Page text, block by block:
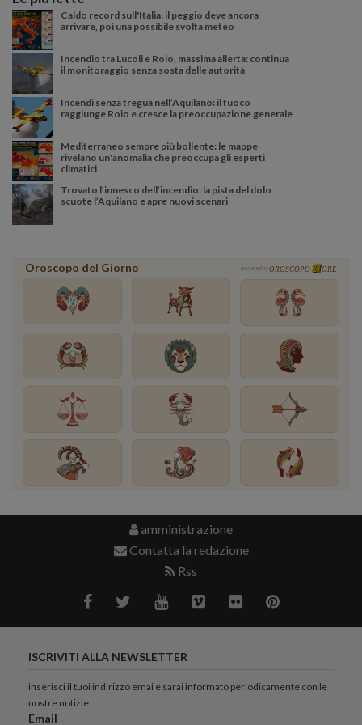
Caldo record sull'Italia: il peggio deve ancora
arrivare, poi una possibile svolta meteo
Incendio tra Lucoli e Roio, massima allerta: continua
il monitoraggio senza sosta delle autorità
Incendi senza tregua nell’Aquilano: il fuoco
raggiunge Roio e cresce la preoccupazione generale
Mediterraneo sempre più bollente: le mappe
rivelano un'anomalia che preoccupa gli esperti
climatici
Trovato l’innesco dell’incendio: la pista del dolo
scuote l’Aquilano e apre nuovi scenari
Oroscopo del Giorno powered by OROSCOPO ORE
amministrazione
Contatta la redazione
Rss
ISCRIVITI ALLA NEWSLETTER
inserisci il tuoi indirizzo emai e sarai informato periodicamente con le
nostre notizie.
Email